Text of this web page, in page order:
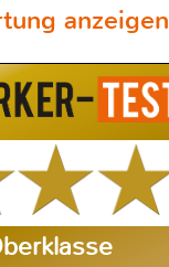
anzeigen